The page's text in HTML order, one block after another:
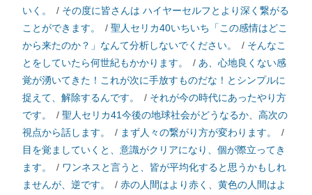
いく。
/ その度に皆さんは ハイヤーセルフとより深く繋がる
ことができます。
/ 聖人セリカ40いちいち「この感情はどこ
から来たのか？」なんて分析しないでください。
/ そんなこ
とをしていたら何世紀もかかります。
/ あ、心地良くない感
覚が湧いてきた！これが次に手放すものだな！とシンプルに
捉えて、解除するんです。
/ それが今の時代にあったやり方
です。
/ 聖人セリカ41今後の地球社会がどうなるか、高次の
視点から話します。
/ まず人々の繋がり方が変わります。
/
目を覚ましていくと、意識がクリアになり、個が際立ってき
ます。
/ ワンネスと言うと、皆が平均化すると思うかもしれ
ませんが、逆です。
/ 赤の人間はより赤く、黄色の人間はよ